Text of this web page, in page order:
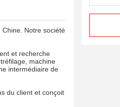
Notre société
et recherche
machine
intermédiaire de
du client et conçoit